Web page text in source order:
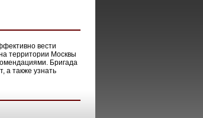
вести
территории Москвы
Бригада
а также узнать